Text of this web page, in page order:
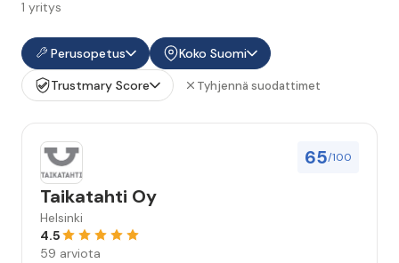
1 yritys
Perusopetus
Koko Suomi
Trustmary Score
Tyhjennä suodattimet
65/100
Taikatahti Oy
Helsinki
4.5
59 arviota